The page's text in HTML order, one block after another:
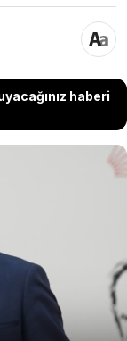
haberi
Başkanlığına
ardından
Müslim Sarı,
TBMM
öne